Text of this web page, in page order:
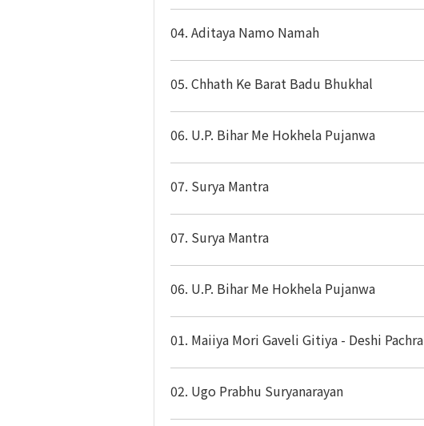
04. Aditaya Namo Namah
05. Chhath Ke Barat Badu Bhukhal
06. U.P. Bihar Me Hokhela Pujanwa
07. Surya Mantra
07. Surya Mantra
06. U.P. Bihar Me Hokhela Pujanwa
01. Maiiya Mori Gaveli Gitiya - Deshi Pachra
02. Ugo Prabhu Suryanarayan